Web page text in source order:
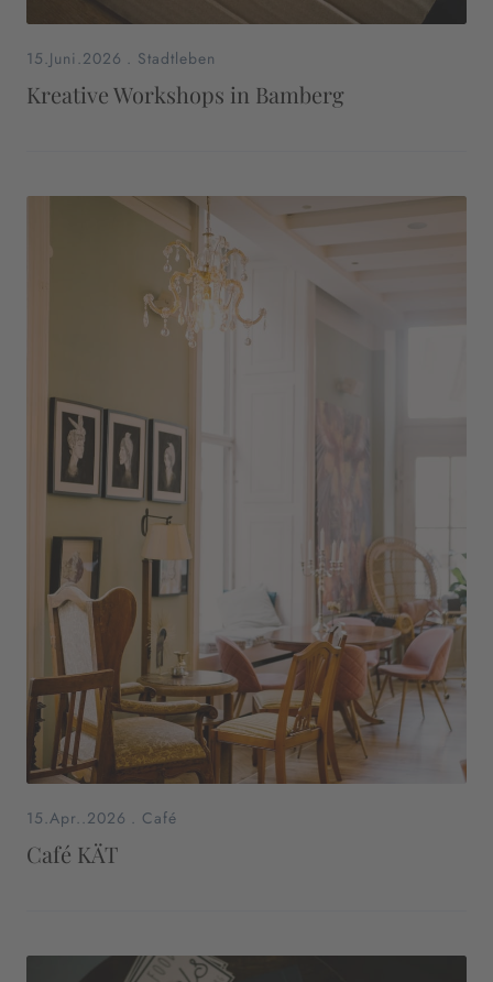
15.Juni.2026 . Stadtleben
Kreative Workshops in Bamberg
15.Apr..2026 . Café
Café KÄT